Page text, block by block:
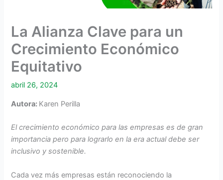
La Alianza Clave para un
Crecimiento Económico
Equitativo
abril 26, 2024
Autora: Karen Perilla
El crecimiento económico para las empresas es de gran
importancia pero para lograrlo en la era actual debe ser
inclusivo y sostenible.
Cada vez más empresas están reconociendo la